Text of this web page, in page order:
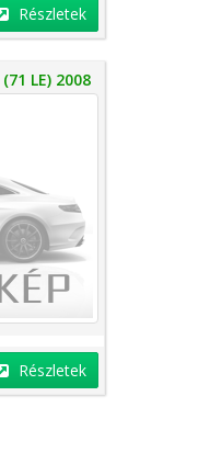
Részletek
(71 LE) 2008
Részletek